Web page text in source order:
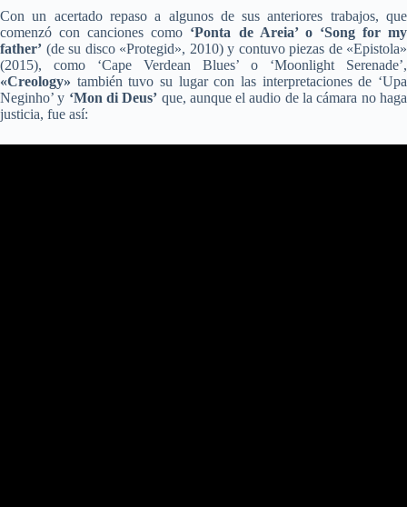
Con un acertado repaso a algunos de sus anteriores trabajos, que
comenzó con canciones como ‘Ponta de Areia’ o ‘Song for my
father’ (de su disco «Protegid», 2010) y contuvo piezas de «Epistola»
(2015), como ‘Cape Verdean Blues’ o ‘Moonlight Serenade’,
«Creology» también tuvo su lugar con las interpretaciones de ‘Upa
Neginho’ y ‘Mon di Deus’ que, aunque el audio de la cámara no haga
justicia, fue así: